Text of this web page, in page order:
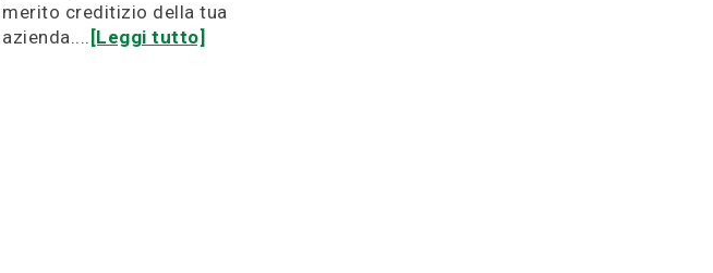
merito creditizio della tua
azienda.... [Leggi tutto]